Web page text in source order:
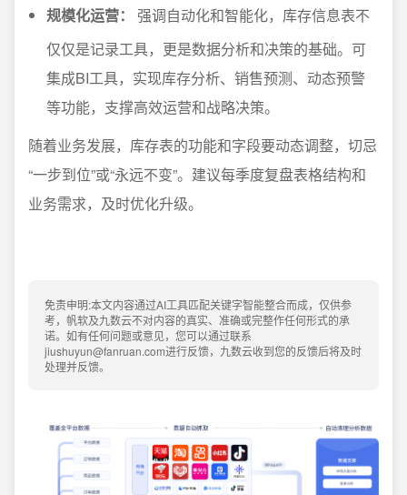
规模化运营：
强调自动化和智能化，库存信息表不
仅仅是记录工具，更是数据分析和决策的基础。可
集成BI工具，实现库存分析、销售预测、动态预警
等功能，支撑高效运营和战略决策。
随着业务发展，库存表的功能和字段要动态调整，切忌
“一步到位”或“永远不变”。建议每季度复盘表格结构和
业务需求，及时优化升级。
免责申明:本文内容通过AI工具匹配关键字智能整合而成，仅供参
考，帆软及九数云不对内容的真实、准确或完整作任何形式的承
诺。如有任何问题或意见，您可以通过联系
jiushuyun@fanruan.com进行反馈，九数云收到您的反馈后将及时
处理并反馈。